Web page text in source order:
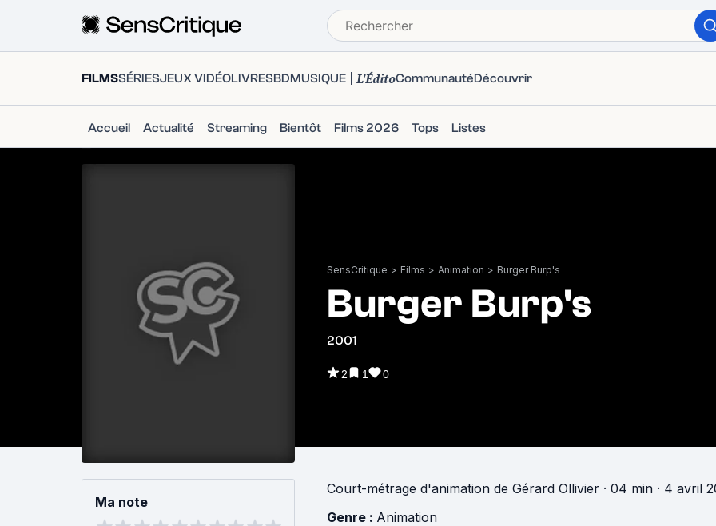
FILMSSÉRIESJEUX VIDÉOLIVRESBDMUSIQUE L'ÉditoCommunautéDécouvrir
Accueil Actualité Streaming Bientôt Films 2026 Tops Listes
SensCritique > Films > Animation > Burger Burp's
Burger Burp's
2001
2 1 0
Ma note
Court-métrage d'animation de Gérard Ollivier · 04 min · 4 avril
Genre : Animation